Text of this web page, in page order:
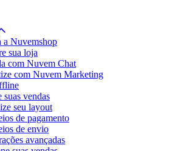
a Nuvemshop
sua loja
com Nuvem Chat
com Nuvem Marketing
suas vendas
seu layout
de pagamento
de envio
avançadas